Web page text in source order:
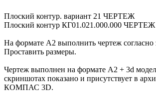
Плоский контур. вариант 21 ЧЕРТЕЖ
Плоский контур КГ01.021.000.000 ЧЕРТЕЖ
На формате А2 выполнить чертеж согласно
Проставить размеры.
Чертеж выполнен на формате А2 + 3d
скриншотах показано и присутствует в
КОМПАС 3D.